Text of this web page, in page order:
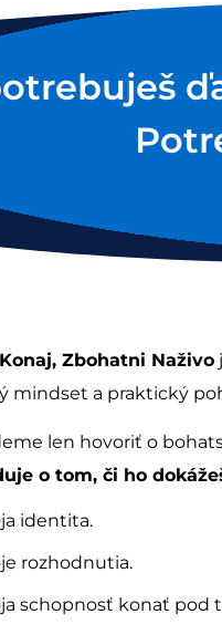
Zbohatni Naživo
mindset a praktický
len hovoriť o
o tom, či ho
identita.
rozhodnutia.
schopnosť konať pod